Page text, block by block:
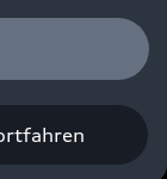
und
den
Sie,
von